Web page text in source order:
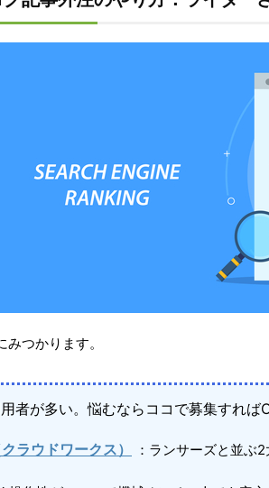
つかります。
用者が多い。悩むならココで募集すれば
ラウドワークス） ：ランサーズと並ぶ